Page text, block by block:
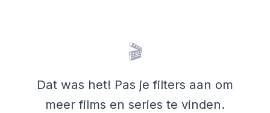
🎬
Dat was het! Pas je filters aan om
meer films en series te vinden.